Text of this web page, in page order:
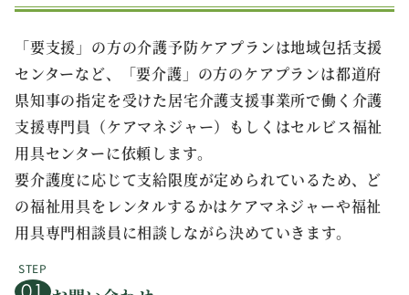
「要支援」の方の介護予防ケアプランは地域包括支援
センターなど、「要介護」の方のケアプランは都道府
県知事の指定を受けた居宅介護支援事業所で働く介護
支援専門員（ケアマネジャー）もしくはセルビス福祉
用具センターに依頼します。
要介護度に応じて支給限度が定められているため、ど
の福祉用具をレンタルするかはケアマネジャーや福祉
用具専門相談員に相談しながら決めていきます。